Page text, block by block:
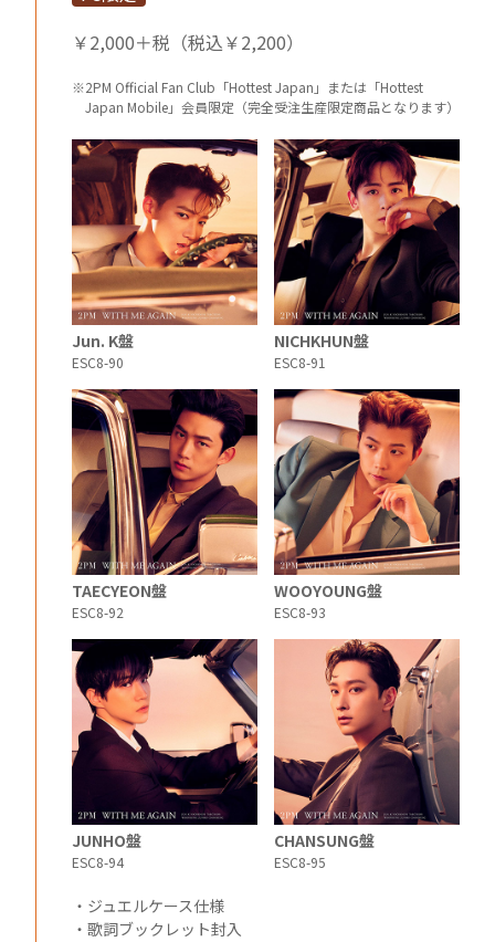
￥2,000＋税（税込￥2,200）
※2PM Official Fan Club「Hottest Japan」または「Hottest
Japan Mobile」会員限定（完全受注生産限定商品となります）
Jun. K盤
ESC8-90
NICHKHUN盤
ESC8-91
TAECYEON盤
ESC8-92
WOOYOUNG盤
ESC8-93
JUNHO盤
ESC8-94
CHANSUNG盤
ESC8-95
・ジュエルケース仕様
・歌詞ブックレット封入